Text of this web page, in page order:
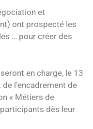
et
ont prospecté les
… pour créer des
en charge, le 13
l’encadrement de
« Métiers de
dès leur